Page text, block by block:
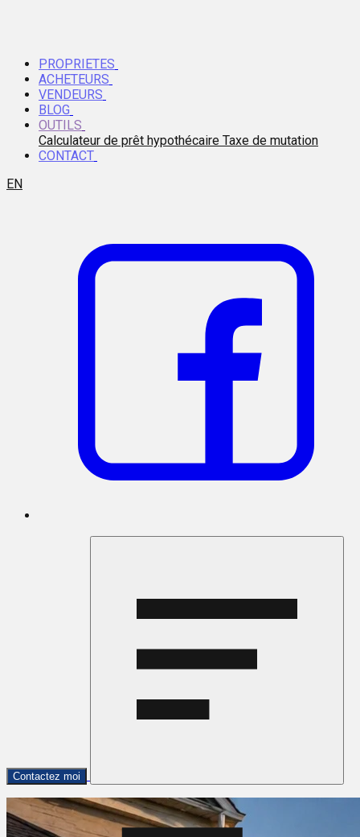
PROPRIETES
ACHETEURS
VENDEURS
BLOG
OUTILS
Calculateur de prêt hypothécaire Taxe de mutation
CONTACT
EN
Contactez moi